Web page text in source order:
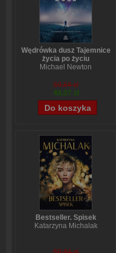
Wędrówka dusz Tajemnice
życia po życiu
Michael Newton
59,84 zł
48,07 zł
Bestseller. Spisek
Katarzyna Michalak